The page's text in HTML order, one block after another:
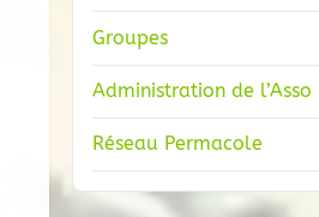
Groupes
Administration de l’Asso
Réseau Permacole